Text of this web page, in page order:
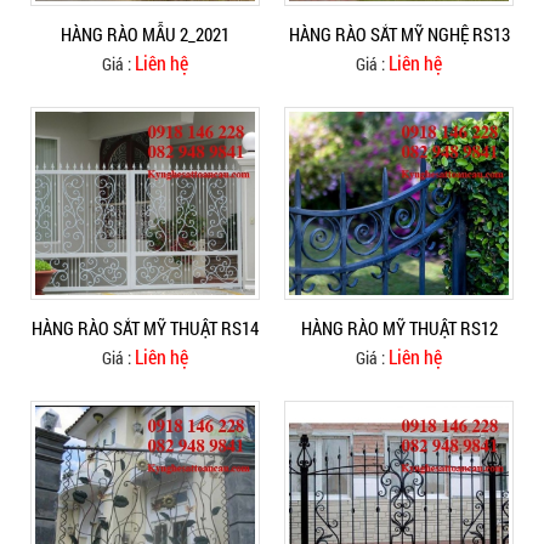
HÀNG RÀO MẪU 2_2021
Giá : Liên hệ
HÀNG RÀO SẮT MỸ NGHỆ RS13
Giá : Liên hệ
HÀNG RÀO SẮT MỸ THUẬT RS14
Giá : Liên hệ
HÀNG RÀO MỸ THUẬT RS12
Giá : Liên hệ